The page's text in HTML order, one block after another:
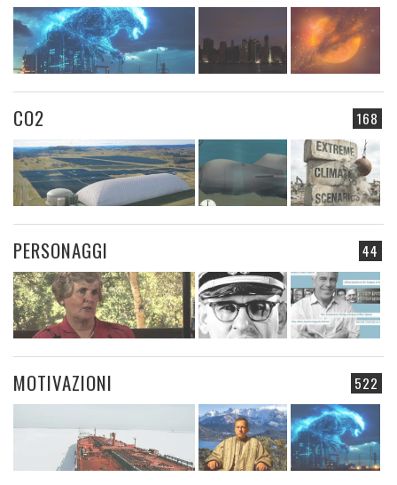
168
CO2
44
PERSONAGGI
522
MOTIVAZIONI